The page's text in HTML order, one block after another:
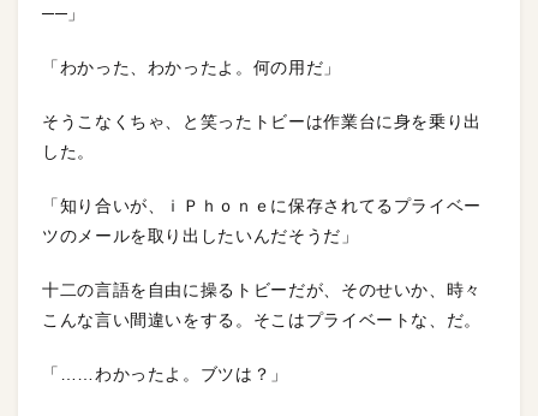
──」
「わかった、わかったよ。何の用だ」
そうこなくちゃ、と笑ったトビーは作業台に身を乗り出
した。
「知り合いが、ｉＰｈｏｎｅに保存されてるプライベー
ツのメールを取り出したいんだそうだ」
十二の言語を自由に操るトビーだが、そのせいか、時々
こんな言い間違いをする。そこはプライベートな、だ。
「……わかったよ。ブツは？」